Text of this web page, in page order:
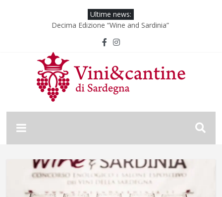
Ultime news:
Decima Edizione “Wine and Sardinia”
Wine & Sardinia – Vini Vincitori 2024
Nona Edizione “Wine and Sardinia”
Wine & Sardinia – Vini Vincitori 2025